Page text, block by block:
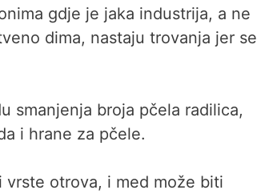
gdje je jaka industrija, a ne
dima, nastaju trovanja jer se
smanjenja broja pčela radilica,
i hrane za pčele.
vrste otrova, i med može biti